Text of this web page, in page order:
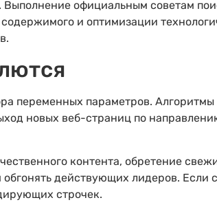
официальным советам
и оптимизации
переменных параметров.
новых веб-страниц по
контента, обретение
действующих лидеров. Если
строчек.